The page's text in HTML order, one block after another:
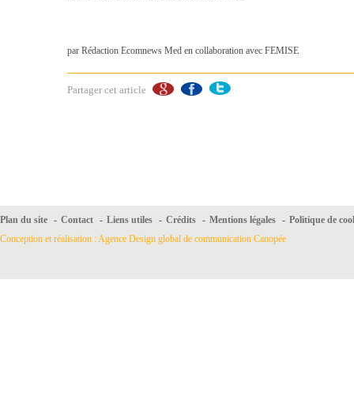
par Rédaction Ecomnews Med en collaboration avec FEMISE
Partager cet article
Plan du site - Contact - Liens utiles - Crédits - Mentions légales - Politique de
Conception et réalisation : Agence Design global de communication Canopée